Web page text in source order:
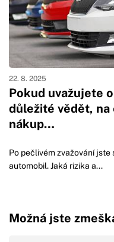
Pokud uvažujete
důležité vědět, na
nákup…
22. 8. 2025
Po pečlivém zvažování
automobil. Jaká rizika a...
Možná jste